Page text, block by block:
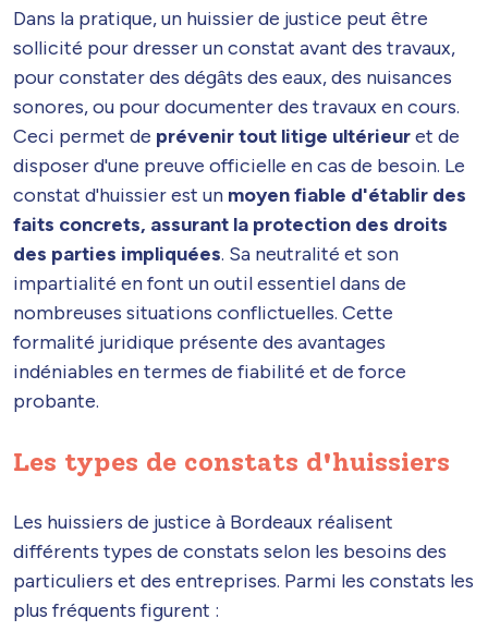
Dans la pratique, un huissier de justice peut être
sollicité pour dresser un constat avant des travaux,
pour constater des dégâts des eaux, des nuisances
sonores, ou pour documenter des travaux en cours.
Ceci permet de prévenir tout litige ultérieuret de
disposer d'une preuve officielle en cas de besoin. Le
constat d'huissier est un moyen fiable d'établir des
faits concrets, assurant la protection des droits
des parties impliquées. Sa neutralité et son
impartialité en font un outil essentiel dans de
nombreuses situations conflictuelles. Cette
formalité juridique présente des avantages
indéniables en termes de fiabilité et de force
probante.
Les types de constats d'huissiers
Les huissiers de justice à Bordeaux réalisent
différents types de constats selon les besoins des
particuliers et des entreprises. Parmi les constats les
plus fréquents figurent :